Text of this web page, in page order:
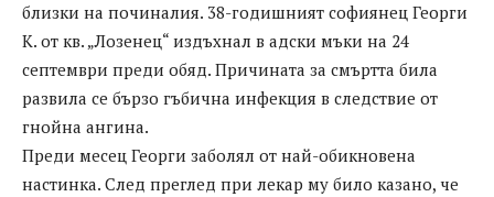
близки на починалия. 38-годишният софиянец Георги
К. от кв. „Лозенец“ издъхнал в адски мъки на 24
септември преди обяд. Причината за смъртта била
развила се бързо гъбична инфекция в следствие от
гнойна ангина.
Преди месец Георги заболял от най-обикновена
настинка. След преглед при лекар му било казано, че